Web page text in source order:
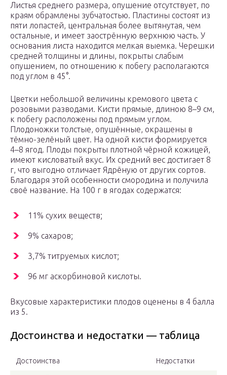
Листья среднего размера, опушение отсутствует, по
краям обрамлены зубчатостью. Пластины состоят из
пяти лопастей, центральная более вытянутая, чем
остальные, и имеет заострённую верхнюю часть. У
основания листа находится мелкая выемка. Черешки
средней толщины и длины, покрыты слабым
опушением, по отношению к побегу располагаются
под углом в 45°.
Цветки небольшой величины кремового цвета с
розовыми разводами. Кисти прямые, длиною 8–9 см,
к побегу расположены под прямым углом.
Плодоножки толстые, опушённые, окрашены в
тёмно-зелёный цвет. На одной кисти формируется
4–8 ягод. Плоды покрыты плотной чёрной кожицей,
имеют кисловатый вкус. Их средний вес достигает 8
г, что выгодно отличает Ядрёную от других сортов.
Благодаря этой особенности смородина и получила
своё название. На 100 г в ягодах содержатся:
11% сухих веществ;
9% сахаров;
3,7% титруемых кислот;
96 мг аскорбиновой кислоты.
Вкусовые характеристики плодов оценены в 4 балла
из 5.
Достоинства и недостатки — таблица
Достоинства Недостатки